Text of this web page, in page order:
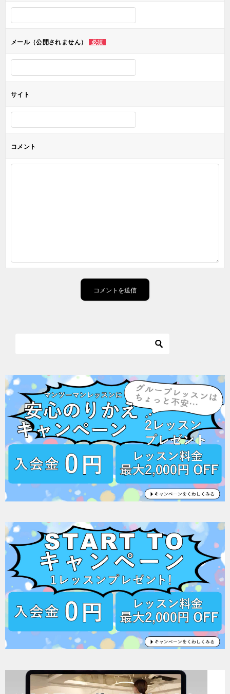
ン
メール（公開されません） 必須
サイト
コメント